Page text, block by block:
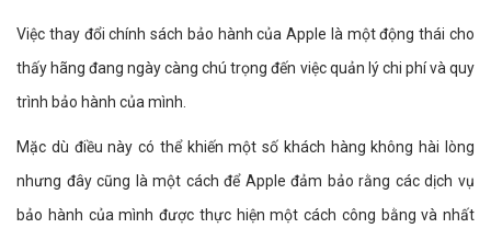
Việc thay đổi chính sách bảo hành của Apple là một động thái cho
thấy hãng đang ngày càng chú trọng đến việc quản lý chi phí và quy
trình bảo hành của mình.
Mặc dù điều này có thể khiến một số khách hàng không hài lòng
nhưng đây cũng là một cách để Apple đảm bảo rằng các dịch vụ
bảo hành của mình được thực hiện một cách công bằng và nhất